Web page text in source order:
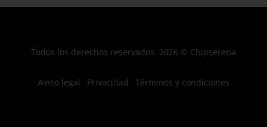
Todos los derechos reservados. 2026 © Chipserena
Aviso legal Privacidad Términos y condiciones